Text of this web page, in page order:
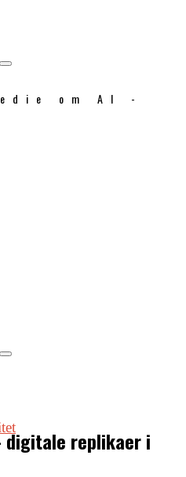
om AI -
digitale replikaer i